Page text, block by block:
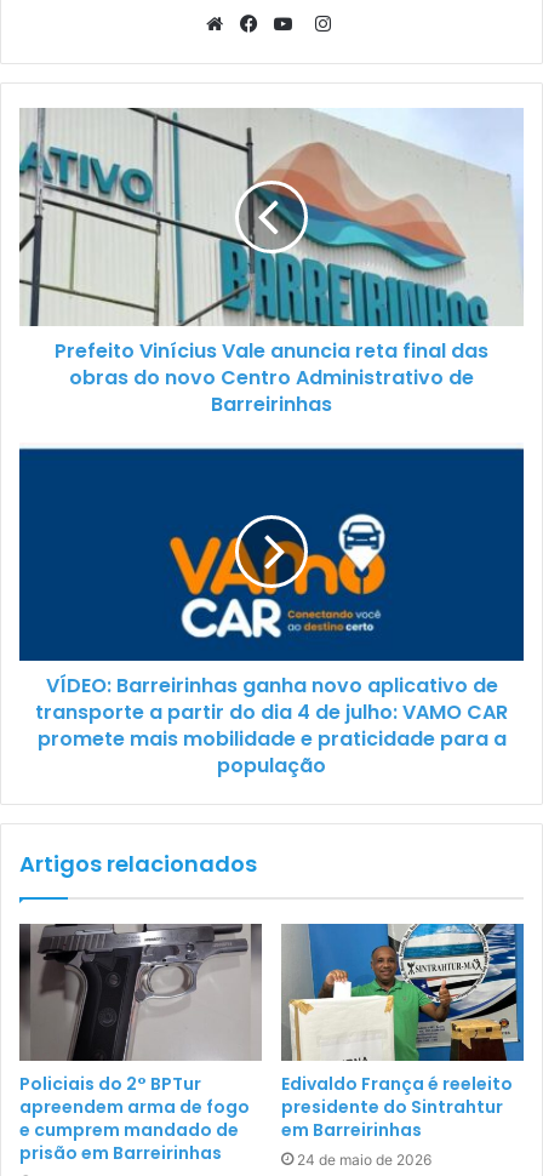
Instagram
Prefeito Vinícius Vale anuncia reta final das
obras do novo Centro Administrativo de
Barreirinhas
VÍDEO: Barreirinhas ganha novo aplicativo de
transporte a partir do dia 4 de julho: VAMO CAR
promete mais mobilidade e praticidade para a
população
Artigos relacionados
Policiais do 2° BPTur
apreendem arma de fogo
e cumprem mandado de
prisão em Barreirinhas
Edivaldo França é reeleito
presidente do Sintrahtur
em Barreirinhas
24 de maio de 2026